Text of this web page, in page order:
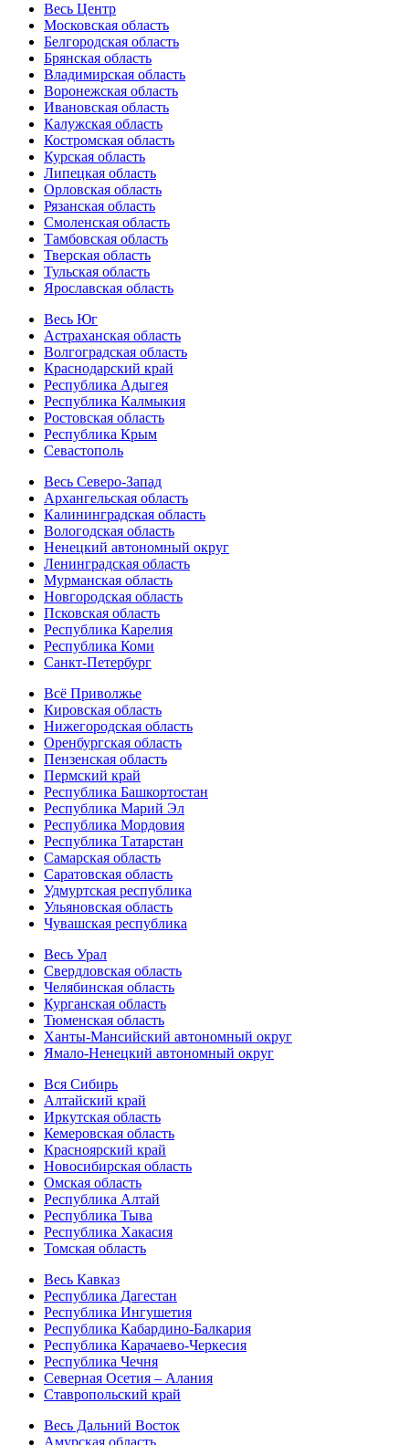
Весь Центр
Московская область
Белгородская область
Брянская область
Владимирская область
Воронежская область
Ивановская область
Калужская область
Костромская область
Курская область
Липецкая область
Орловская область
Рязанская область
Смоленская область
Тамбовская область
Тверская область
Тульская область
Ярославская область
Весь Юг
Астраханская область
Волгоградская область
Краснодарский край
Республика Адыгея
Республика Калмыкия
Ростовская область
Республика Крым
Севастополь
Весь Северо-Запад
Архангельская область
Калининградская область
Вологодская область
Ненецкий автономный округ
Ленинградская область
Мурманская область
Новгородская область
Псковская область
Республика Карелия
Республика Коми
Санкт-Петербург
Всё Приволжье
Кировская область
Нижегородская область
Оренбургская область
Пензенская область
Пермский край
Республика Башкортостан
Республика Марий Эл
Республика Мордовия
Республика Татарстан
Самарская область
Саратовская область
Удмуртская республика
Ульяновская область
Чувашская республика
Весь Урал
Свердловская область
Челябинская область
Курганская область
Тюменская область
Ханты-Мансийский автономный округ
Ямало-Ненецкий автономный округ
Вся Сибирь
Алтайский край
Иркутская область
Кемеровская область
Красноярский край
Новосибирская область
Омская область
Республика Алтай
Республика Тыва
Республика Хакасия
Томская область
Весь Кавказ
Республика Дагестан
Республика Ингушетия
Республика Кабардино-Балкария
Республика Карачаево-Черкесия
Республика Чечня
Северная Осетия – Алания
Ставропольский край
Весь Дальний Восток
Амурская область